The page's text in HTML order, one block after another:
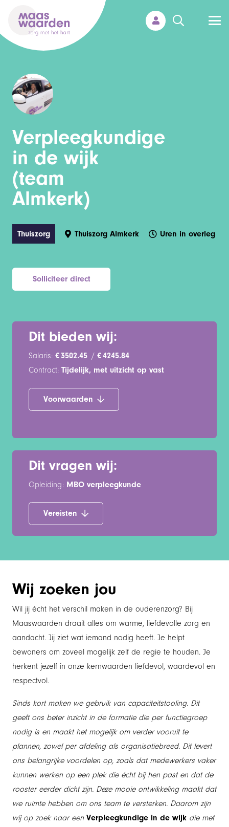
Verpleegkundige
in de wijk
(team
Almkerk)
Thuiszorg Thuiszorg Almkerk Uren in overleg
Solliciteer direct
Dit bieden wij:
Salaris: 3502.45 /
4245.84
Contract: Tijdelijk, met uitzicht op vast
Voorwaarden
Dit vragen wij:
Opleiding: MBO verpleegkunde
Vereisten
Wij zoeken jou
Wil jij écht het verschil maken in de ouderenzorg? Bij
Maaswaarden draait alles om warme, liefdevolle zorg en
aandacht. Jij ziet wat iemand nodig heeft. Je helpt
bewoners om zoveel mogelijk zelf de regie te houden. Je
herkent jezelf in onze kernwaarden liefdevol, waardevol en
respectvol.
Sinds kort maken we gebruik van capaciteitstooling. Dit
geeft ons beter inzicht in de formatie die per functiegroep
nodig is en maakt het mogelijk om verder vooruit te
plannen, zowel per afdeling als organisatiebreed. Dit levert
ons belangrijke voordelen op, zoals dat medewerkers vaker
kunnen werken op een plek die écht bij hen past en dat de
rooster eerder dicht zijn. Deze mooie ontwikkeling maakt dat
we ruimte hebben om ons team te versterken. Daarom zijn
wij op zoek naar een Verpleegkundige in de wijk die met